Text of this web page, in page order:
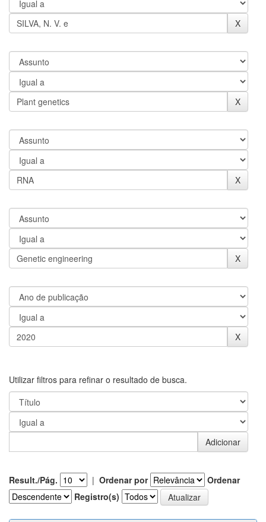
Utilizar filtros para refinar o resultado de busca.
Result./Pág. | Ordenar por
Ordenar
Registro(s)